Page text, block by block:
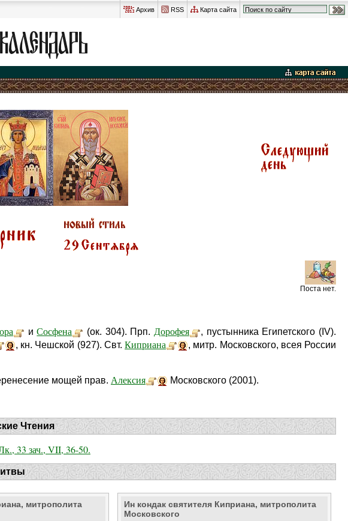
Архив RSS Карта сайта
Поста нет.
иСосфена (ок. 304). Прп.Дорофея
, пустынника Египетского (IV).
, кн. Чешской (927). Свт.Киприана
, митр. Московского, всея России
мощей прав. Алексия Московского (2001).
Чтения
33 зач., VII, 36-50.
митрополита
Ин кондак святителя Киприана, митрополита
Московского